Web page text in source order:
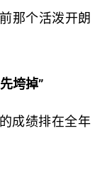
那个活泼开朗
垮掉”
成绩排在全年